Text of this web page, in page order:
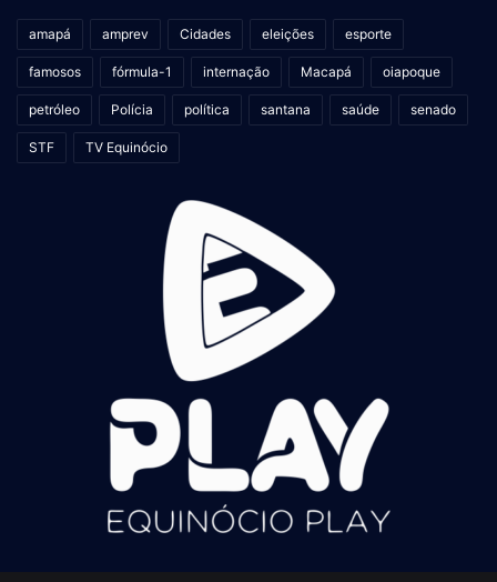
amapá amprev Cidades eleições esporte
famosos fórmula-1 internação Macapá oiapoque
petróleo Polícia política santana saúde senado
STF TV Equinócio